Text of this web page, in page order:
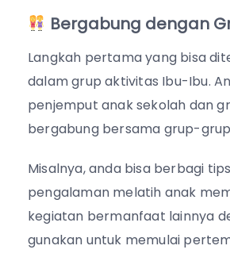
Bergabung dengan
Langkah pertama yang bisa
dalam grup aktivitas Ibu-Ibu.
penjemput anak sekolah dan
bergabung bersama grup-
Misalnya, anda bisa berbagi
pengalaman melatih anak
kegiatan bermanfaat lainnya
gunakan untuk memulai